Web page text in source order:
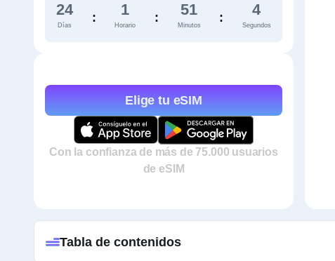
24
Días
: 1
Horario
: 51
Minutos
: 3
Segundos
Elige tu eSIM
Con la confianza de más de 75.000 usuarios
de eSIM
Tabla de contenidos